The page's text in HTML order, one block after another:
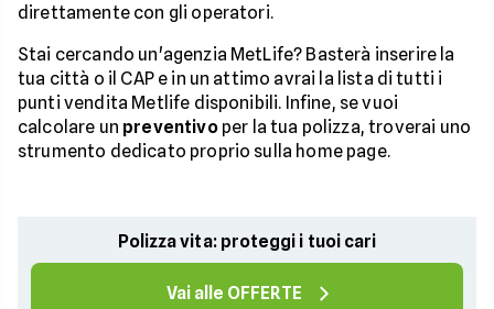
direttamente con gli operatori.
Stai cercando un'agenzia MetLife? Basterà inserire la
tua città o il CAP e in un attimo avrai la lista di tutti i
punti vendita Metlife disponibili. Infine, se vuoi
calcolare un preventivoper la tua polizza, troverai uno
strumento dedicato proprio sulla home page.
Polizza vita: proteggi i tuoi cari
Vai alle OFFERTE